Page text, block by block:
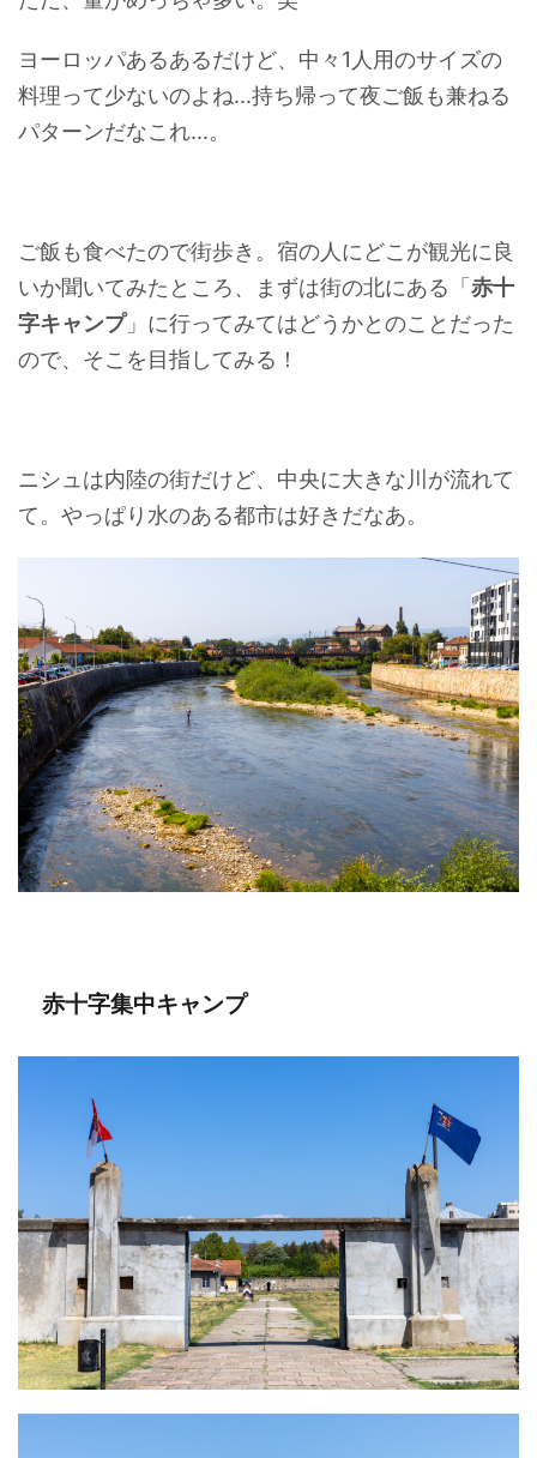
ヨーロッパあるあるだけど、中々1人用のサイズの
料理って少ないのよね...持ち帰って夜ご飯も兼ねる
パターンだなこれ...。
ご飯も食べたので街歩き。宿の人にどこが観光に良
いか聞いてみたところ、まずは街の北にある「 赤十
字キャンプ」に行ってみてはどうかとのことだった
ので、そこを目指してみる！
ニシュは内陸の街だけど、中央に大きな川が流れて
て。やっぱり水のある都市は好きだなあ。
赤十字集中キャンプ